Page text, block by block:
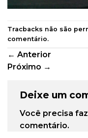
Tracbacks não são
comentário.
← Anterior
Próximo →
Deixe um
Você precisa
comentário.